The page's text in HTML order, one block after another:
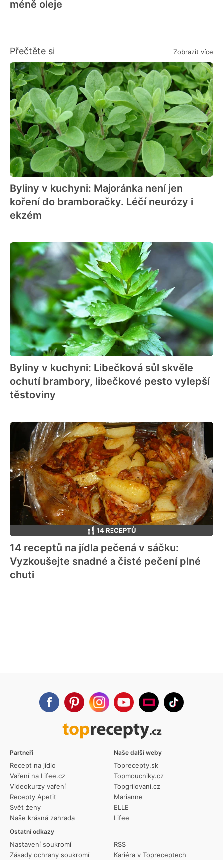
méně oleje
Přečtěte si Zobrazit více
Byliny v kuchyni: Majoránka není jen
koření do bramboračky. Léčí neurózy i
ekzém
Byliny v kuchyni: Libečková sůl skvěle
ochutí brambory, libečkové pesto vylepší
těstoviny
14 RECEPTŮ
14 receptů na jídla pečená v sáčku:
Vyzkoušejte snadné a čisté pečení plné
chuti
Partneři
Recept na jídlo
Vaření na Lifee.cz
Videokurzy vaření
Recepty Apetit
Svět ženy
Naše krásná zahrada
Ostatní odkazy
Nastavení soukromí
Zásady ochrany soukromí
RSS
Kariéra v Topreceptech
Naše další weby
Toprecepty.sk
Topmoucniky.cz
Topgrilovani.cz
Marianne
ELLE
Lifee